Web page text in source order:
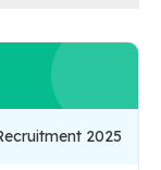
2025